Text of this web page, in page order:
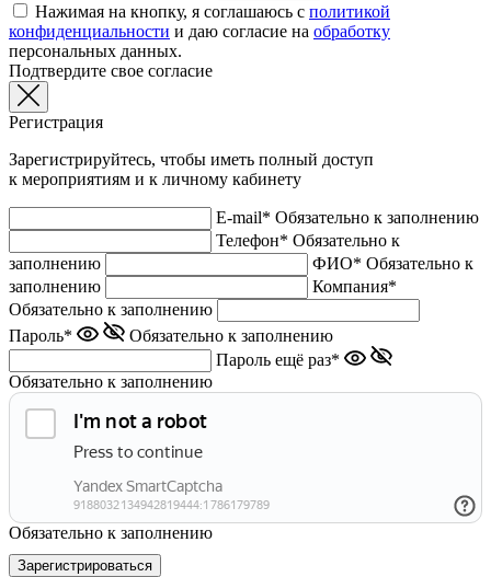
Нажимая на кнопку, я соглашаюсь с политикой
конфиденциальности и даю согласие на обработку
персональных данных.
Подтвердите свое согласие
Регистрация
Зарегистрируйтесь, чтобы иметь полный доступ
к мероприятиям и к личному кабинету
E-mail* Обязательно к заполнению
Телефон* Обязательно к
заполнению
ФИО* Обязательно к
заполнению
Компания*
Обязательно к заполнению
Пароль*
Обязательно к заполнению
Пароль ещё раз*
Обязательно к заполнению
Обязательно к заполнению